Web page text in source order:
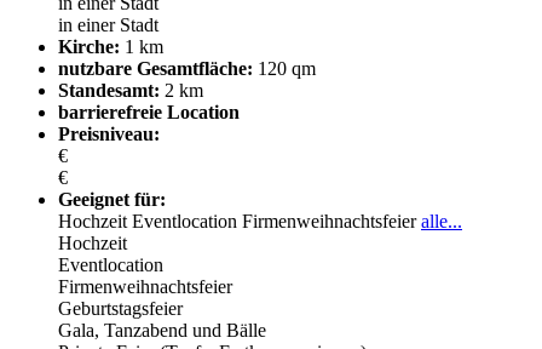
in einer Stadt
Kirche: 1 km
nutzbare Gesamtfläche: 120 qm
Standesamt: 2 km
barrierefreie Location
Preisniveau:
€
€
Geeignet für:
Hochzeit Eventlocation Firmenweihnachtsfeieralle...
Hochzeit
Eventlocation
Firmenweihnachtsfeier
Geburtstagsfeier
Gala, Tanzabend und Bälle